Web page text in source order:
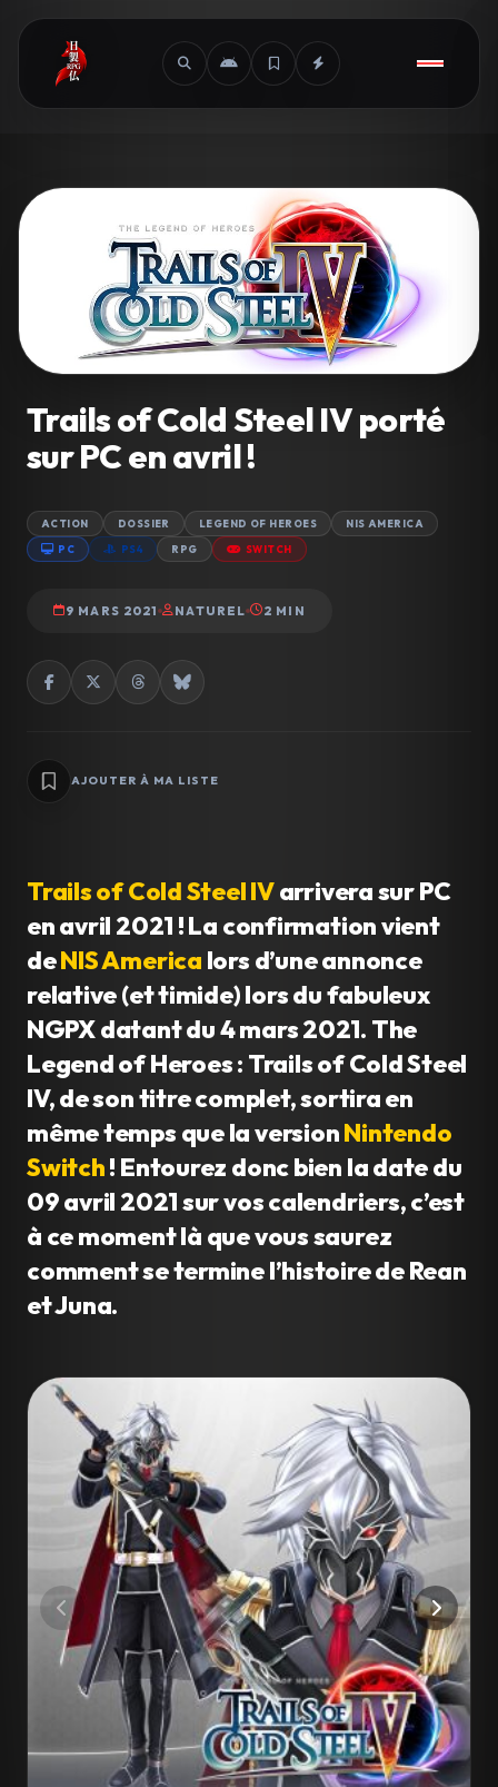
Trails of Cold Steel IV porté
sur PC en avril !
ACTION DOSSIER LEGEND OF HEROES NIS AMERICA
PC PS4 RPG SWITCH
9 MARS 2021 NATUREL 2 MIN
AJOUTER À MA LISTE
Trails of Cold Steel IVarrivera sur PC
en avril 2021 ! La confirmation vient
deNIS America lors d’une annonce
relative (et timide) lors du fabuleux
NGPX datant du 4 mars 2021. The
Legend of Heroes : Trails of Cold Steel
IV, de son titre complet, sortira en
même temps que la versionNintendo
Switch! Entourez donc bien la date du
09 avril 2021 sur vos calendriers, c’est
à ce moment là que vous saurez
comment se termine l’histoire de Rean
et Juna.